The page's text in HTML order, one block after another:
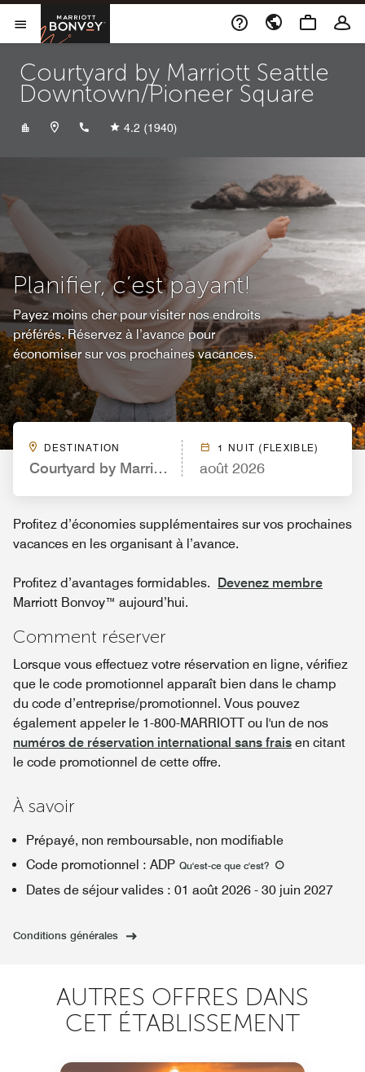
Skip to Content
Ouvrir le menu
Marriott Bonvoy
Courtyard by Marriott Seattle
Downtown/Pioneer Square
+12066251111
4.2 (1940)
Planifier, c’est payant!
Payez moins cher pour visiter nos endroits
préférés. Réservez à l’avance pour
économiser sur vos prochaines vacances.
DESTINATION
Courtyard by Marriott Seattle Downtown/Pioneer
1 NUIT (FLEXIBLE)
août 2026
Profitez d’économies supplémentaires sur vos prochaines
vacances en les organisant à l’avance.
Profitez d’avantages formidables. Devenez membre
Marriott Bonvoy™ aujourd’hui.
Comment réserver
Lorsque vous effectuez votre réservation en ligne, vérifiez
que le code promotionnel apparaît bien dans le champ
du code d’entreprise/promotionnel. Vous pouvez
également appeler le 1-800-MARRIOTT ou l'un de nos
numéros de réservation international sans frais en citant
le code promotionnel de cette offre.
À savoir
Prépayé, non remboursable, non modifiable
Code promotionnel : ADP Qu'est-ce que c'est?
Dates de séjour valides : 01 août 2026 - 30 juin 2027
Conditions générales
AUTRES OFFRES DANS
CET ÉTABLISSEMENT